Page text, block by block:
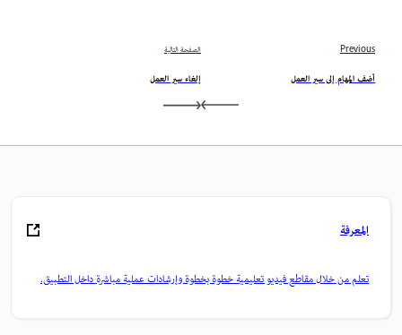
Previous
أضف المهام إلى سير العمل
الصفحة التالية
إلغاء سير العمل
المعرفة
تعلم من خلال مقاطع فيديو تعليمية خطوة بخطوة وإرشادات عملية مباشرة داخل التطبيق.